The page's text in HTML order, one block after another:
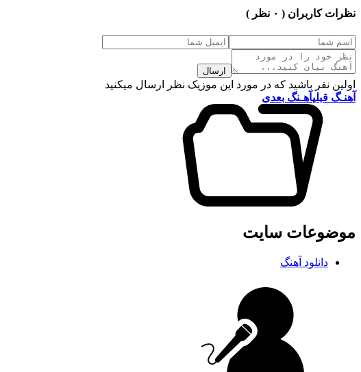
نظرات کاربران ( ۰ نظر )
ارسال
اولین نفر باشید که در مورد این موزیک نظر ارسال میکنید
آهنـگ قبلیآهـنگ بعدی
موضوعات سایت
دانلود آهنگ